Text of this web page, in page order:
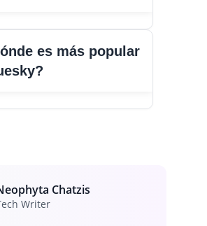
utiliza la verificación basada en
en lugar de la marca de
tradicional. Puedes vincular
es más popular
Chatzis
Writer